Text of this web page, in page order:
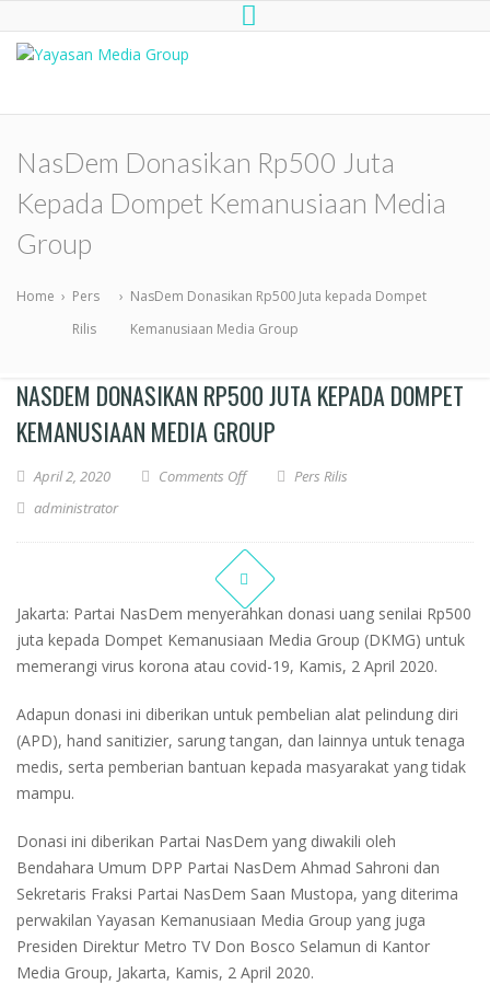
Peduli
NasDem Donasikan Rp500 Juta
Kepada Dompet Kemanusiaan Media
Group
Home › Pers
Rilis
› NasDem Donasikan Rp500 Juta kepada Dompet
Kemanusiaan Media Group
NASDEM DONASIKAN RP500 JUTA KEPADA DOMPET
KEMANUSIAAN MEDIA GROUP
April 2, 2020 Comments Off
Pers Rilis
administrator
Jakarta: Partai NasDem menyerahkan donasi uang senilai Rp500
juta kepada Dompet Kemanusiaan Media Group (DKMG) untuk
memerangi virus korona atau covid-19, Kamis, 2 April 2020.
Adapun donasi ini diberikan untuk pembelian alat pelindung diri
(APD), hand sanitizier, sarung tangan, dan lainnya untuk tenaga
medis, serta pemberian bantuan kepada masyarakat yang tidak
mampu.
Donasi ini diberikan Partai NasDem yang diwakili oleh
Bendahara Umum DPP Partai NasDem Ahmad Sahroni dan
Sekretaris Fraksi Partai NasDem Saan Mustopa, yang diterima
perwakilan Yayasan Kemanusiaan Media Group yang juga
Presiden Direktur Metro TV Don Bosco Selamun di Kantor
Media Group, Jakarta, Kamis, 2 April 2020.